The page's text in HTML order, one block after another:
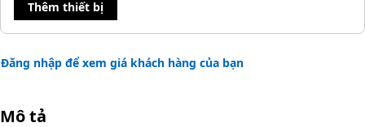
Thêm thiết bị
Đăng nhập để xem giá khách hàng của bạn
Mô tả